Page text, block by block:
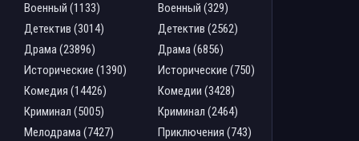
Военный (1133)
Детектив (3014)
Драма (23896)
Исторические (1390)
Комедия (14426)
Криминал (5005)
Мелодрама (7427)
Военный (329)
Детектив (2562)
Драма (6856)
Исторические (750)
Комедии (3428)
Криминал (2464)
Приключения (743)